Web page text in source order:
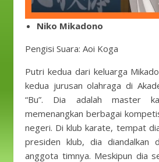
Niko Mikadono
Pengisi Suara: Aoi Koga
Putri kedua dari keluarga
kedua jurusan olahraga di
“Bu”. Dia adalah master
memenangkan berbagai
negeri. Di klub karate, tempat
presiden klub, dia diandalkan
anggota timnya. Meskipun dia